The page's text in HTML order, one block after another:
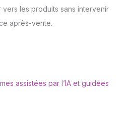
les produits sans intervenir
après-vente.
assistées par l’IA et guidées